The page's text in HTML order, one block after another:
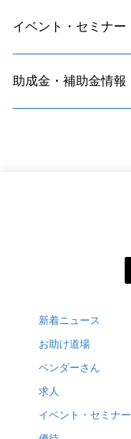
イベント・セミナー
助成金・補助金情報
新着ニュース
お助け道場
ベンダーさん
求人
イベント・セミナー